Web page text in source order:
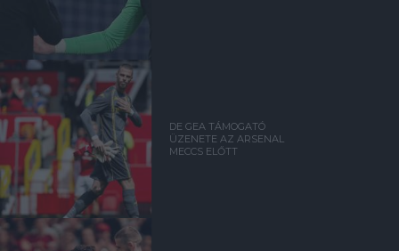
DE GEA TÁMOGATÓ
ÜZENETE AZ ARSENAL
MECCS ELŐTT